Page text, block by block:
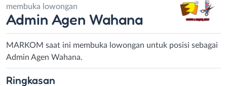
membuka lowongan
Admin Agen Wahana
MARKOM saat ini membuka lowongan untuk posisi sebagai
Admin Agen Wahana.
Ringkasan